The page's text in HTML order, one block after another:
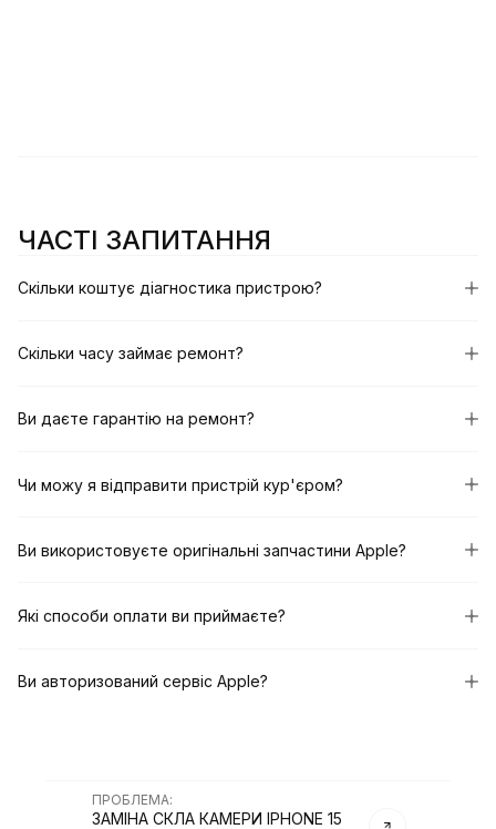
ЧАСТІ ЗАПИТАННЯ
Скільки коштує діагностика пристрою?
Скільки часу займає ремонт?
Ви даєте гарантію на ремонт?
Чи можу я відправити пристрій кур'єром?
Ви використовуєте оригінальні запчастини Apple?
Які способи оплати ви приймаєте?
Ви авторизований сервіс Apple?
ПРОБЛЕМА:
ЗАМІНА СКЛА КАМЕРИ IPHONE 15